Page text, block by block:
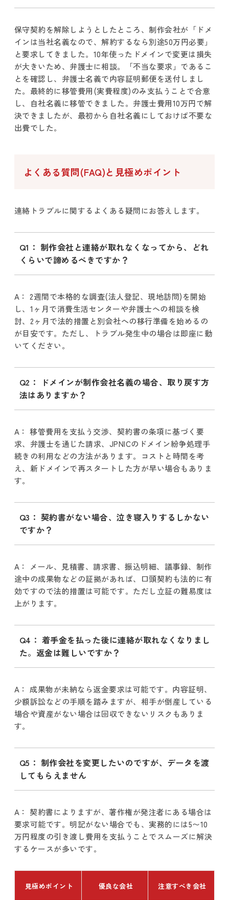
保守契約を解除しようとしたところ、制作会社が「ドメ
インは当社名義なので、解約するなら別途50万円必要」
と要求してきました。10年使ったドメインで変更は損失
が大きいため、弁護士に相談。「不当な要求」であるこ
とを確認し、弁護士名義で内容証明郵便を送付しまし
た。最終的に移管費用(実費程度)のみ支払うことで合意
し、自社名義に移管できました。弁護士費用10万円で解
決できましたが、最初から自社名義にしておけば不要な
出費でした。
よくある質問(FAQ)と見極めポイント
連絡トラブルに関するよくある疑問にお答えします。
Q1： 制作会社と連絡が取れなくなってから、どれ
くらいで諦めるべきですか？
A： 2週間で本格的な調査(法人登記、現地訪問)を開始
し、1ヶ月で消費生活センターや弁護士への相談を検
討、2ヶ月で法的措置と別会社への移行準備を始めるの
が目安です。ただし、トラブル発生中の場合は即座に動
いてください。
Q2： ドメインが制作会社名義の場合、取り戻す方
法はありますか？
A： 移管費用を支払う交渉、契約書の条項に基づく要
求、弁護士を通じた請求、JPNICのドメイン紛争処理手
続きの利用などの方法があります。コストと時間を考
え、新ドメインで再スタートした方が早い場合もありま
す。
Q3： 契約書がない場合、泣き寝入りするしかない
ですか？
A： メール、見積書、請求書、振込明細、議事録、制作
途中の成果物などの証拠があれば、口頭契約も法的に有
効ですので法的措置は可能です。ただし立証の難易度は
上がります。
Q4： 着手金を払った後に連絡が取れなくなりまし
た。返金は難しいですか？
A： 成果物が未納なら返金要求は可能です。内容証明、
少額訴訟などの手順を踏みますが、相手が倒産している
場合や資産がない場合は回収できないリスクもありま
す。
Q5： 制作会社を変更したいのですが、データを渡
してもらえません
A： 契約書によりますが、著作権が発注者にある場合は
要求可能です。明記がない場合でも、実務的には5〜10
万円程度の引き渡し費用を支払うことでスムーズに解決
するケースが多いです。
見極めポイント 優良な会社 注意すべき会社